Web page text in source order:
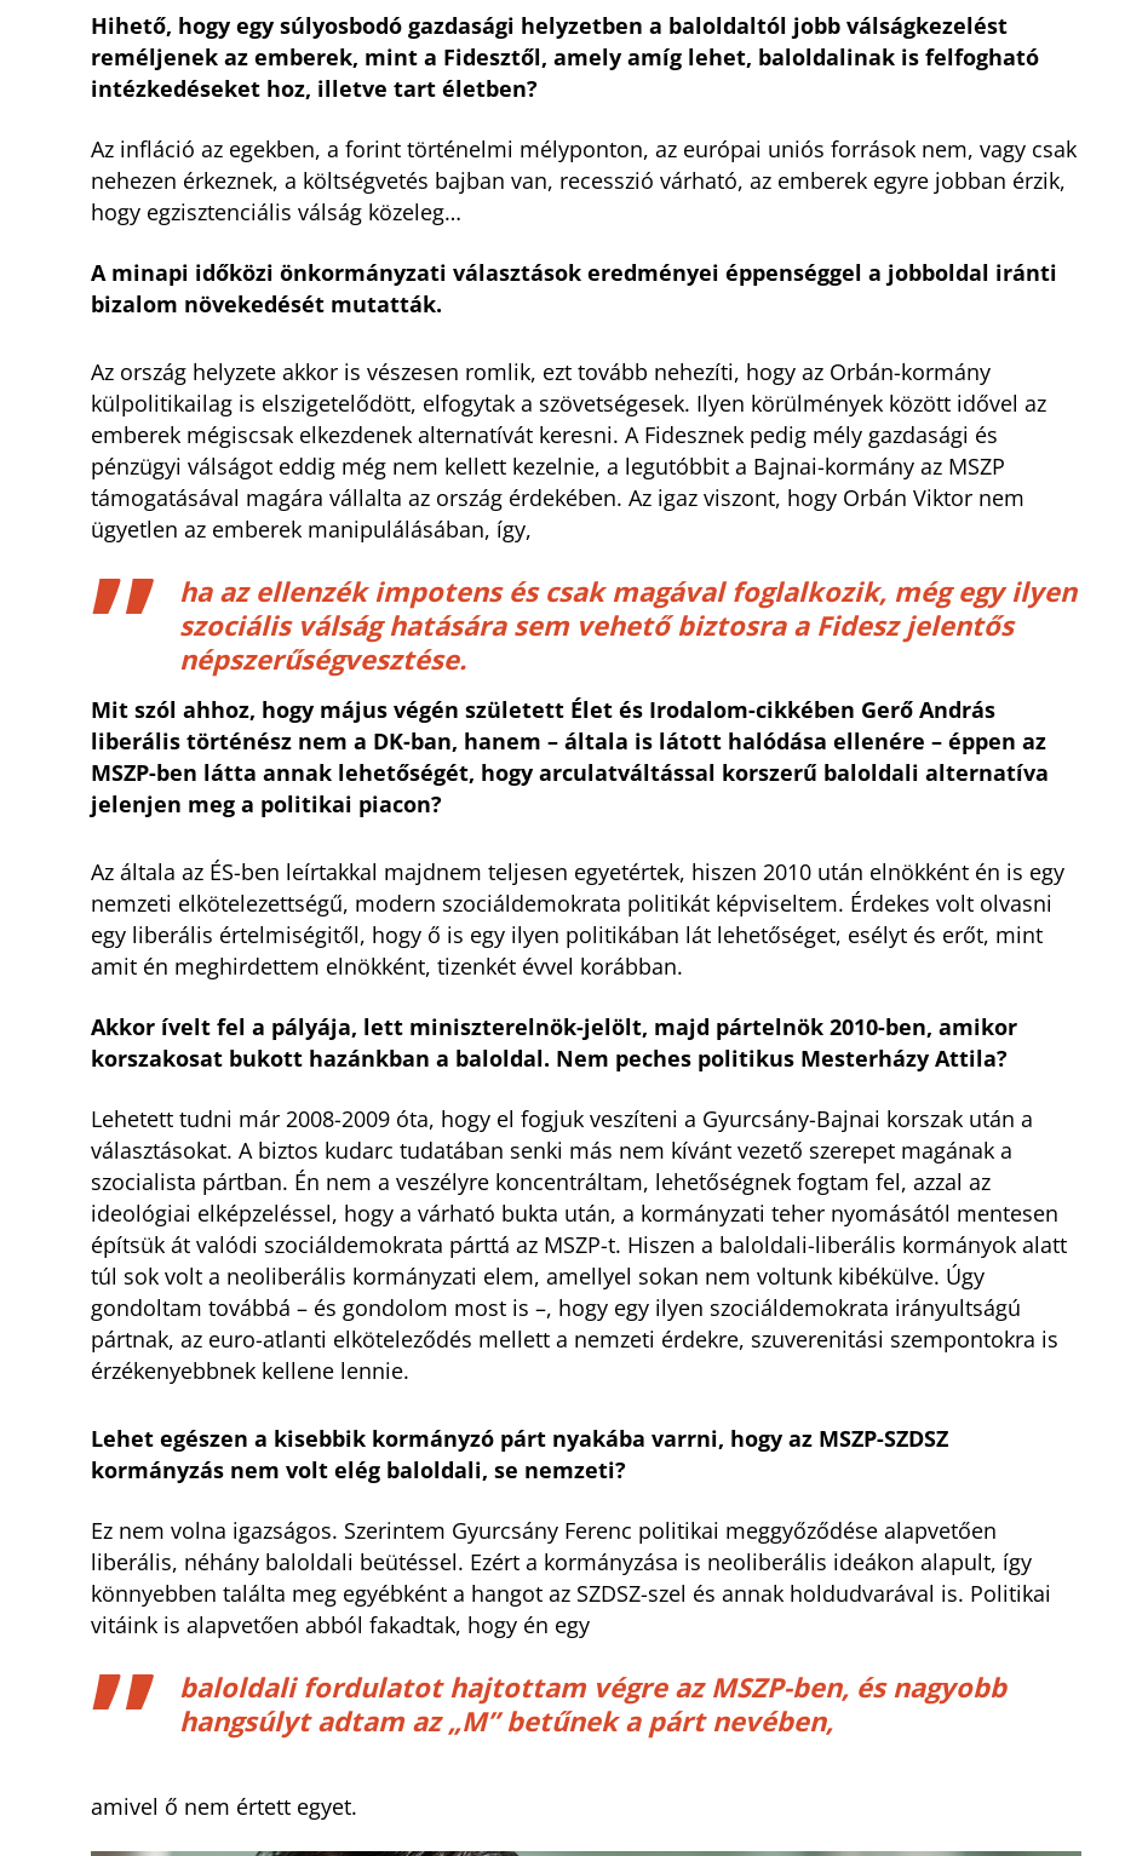
Hihető, hogy egy súlyosbodó gazdasági helyzetben a baloldaltól jobb válságkezelést
reméljenek az emberek, mint a Fidesztől, amely amíg lehet, baloldalinak is felfogható
intézkedéseket hoz, illetve tart életben?
Az infláció az egekben, a forint történelmi mélyponton, az európai uniós források nem, vagy csak
nehezen érkeznek, a költségvetés bajban van, recesszió várható, az emberek egyre jobban érzik,
hogy egzisztenciális válság közeleg…
A minapi időközi önkormányzati választások eredményei éppenséggel a jobboldal iránti
bizalom növekedését mutatták.
Az ország helyzete akkor is vészesen romlik, ezt tovább nehezíti, hogy az Orbán-kormány
külpolitikailag is elszigetelődött, elfogytak a szövetségesek. Ilyen körülmények között idővel az
emberek mégiscsak elkezdenek alternatívát keresni. A Fidesznek pedig mély gazdasági és
pénzügyi válságot eddig még nem kellett kezelnie, a legutóbbit a Bajnai-kormány az MSZP
támogatásával magára vállalta az ország érdekében. Az igaz viszont, hogy Orbán Viktor nem
ügyetlen az emberek manipulálásában, így,
ha az ellenzék impotens és csak magával foglalkozik, még egy ilyen
szociális válság hatására sem vehető biztosra a Fidesz jelentős
népszerűségvesztése.
Mit szól ahhoz, hogy május végén született Élet és Irodalom-cikkében Gerő András
liberális történész nem a DK-ban, hanem – általa is látott halódása ellenére – éppen az
MSZP-ben látta annak lehetőségét, hogy arculatváltással korszerű baloldali alternatíva
jelenjen meg a politikai piacon?
Az általa az ÉS-ben leírtakkal majdnem teljesen egyetértek, hiszen 2010 után elnökként én is egy
nemzeti elkötelezettségű, modern szociáldemokrata politikát képviseltem. Érdekes volt olvasni
egy liberális értelmiségitől, hogy ő is egy ilyen politikában lát lehetőséget, esélyt és erőt, mint
amit én meghirdettem elnökként, tizenkét évvel korábban.
Akkor ívelt fel a pályája, lett miniszterelnök-jelölt, majd pártelnök 2010-ben, amikor
korszakosat bukott hazánkban a baloldal. Nem peches politikus Mesterházy Attila?
Lehetett tudni már 2008-2009 óta, hogy el fogjuk veszíteni a Gyurcsány-Bajnai korszak után a
választásokat. A biztos kudarc tudatában senki más nem kívánt vezető szerepet magának a
szocialista pártban. Én nem a veszélyre koncentráltam, lehetőségnek fogtam fel, azzal az
ideológiai elképzeléssel, hogy a várható bukta után, a kormányzati teher nyomásától mentesen
építsük át valódi szociáldemokrata párttá az MSZP-t. Hiszen a baloldali-liberális kormányok alatt
túl sok volt a neoliberális kormányzati elem, amellyel sokan nem voltunk kibékülve. Úgy
gondoltam továbbá – és gondolom most is –, hogy egy ilyen szociáldemokrata irányultságú
pártnak, az euro-atlanti elköteleződés mellett a nemzeti érdekre, szuverenitási szempontokra is
érzékenyebbnek kellene lennie.
Lehet egészen a kisebbik kormányzó párt nyakába varrni, hogy az MSZP-SZDSZ
kormányzás nem volt elég baloldali, se nemzeti?
Ez nem volna igazságos. Szerintem Gyurcsány Ferenc politikai meggyőződése alapvetően
liberális, néhány baloldali beütéssel. Ezért a kormányzása is neoliberális ideákon alapult, így
könnyebben találta meg egyébként a hangot az SZDSZ-szel és annak holdudvarával is. Politikai
vitáink is alapvetően abból fakadtak, hogy én egy
baloldali fordulatot hajtottam végre az MSZP-ben, és nagyobb
hangsúlyt adtam az „M” betűnek a párt nevében,
amivel ő nem értett egyet.